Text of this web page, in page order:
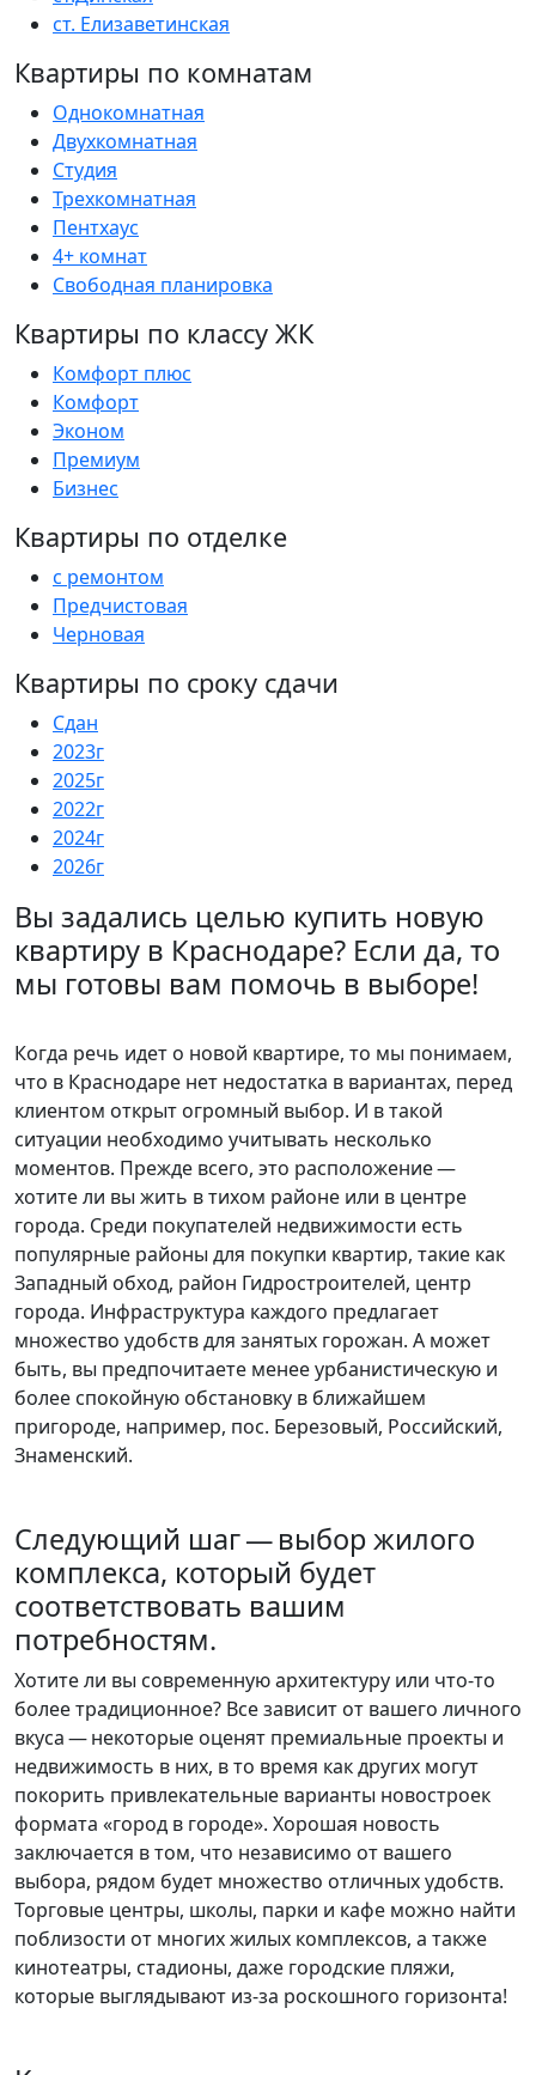
ст. Елизаветинская
Квартиры по комнатам
Однокомнатная
Двухкомнатная
Студия
Трехкомнатная
Пентхаус
4+ комнат
Свободная планировка
Квартиры по классу ЖК
Комфорт плюс
Комфорт
Эконом
Премиум
Бизнес
Квартиры по отделке
c ремонтом
Предчистовая
Черновая
Квартиры по сроку сдачи
Сдан
2023г
2025г
2022г
2024г
2026г
Вы задались целью купить новую
квартиру в Краснодаре? Если да, то
мы готовы вам помочь в выборе!
Когда речь идет о новой квартире, то мы понимаем,
что в Краснодаре нет недостатка в вариантах, перед
клиентом открыт огромный выбор. И в такой
ситуации необходимо учитывать несколько
моментов. Прежде всего, это расположение —
хотите ли вы жить в тихом районе или в центре
города. Среди покупателей недвижимости есть
популярные районы для покупки квартир, такие как
Западный обход, район Гидростроителей, центр
города. Инфраструктура каждого предлагает
множество удобств для занятых горожан. А может
быть, вы предпочитаете менее урбанистическую и
более спокойную обстановку в ближайшем
пригороде, например, пос. Березовый, Российский,
Знаменский.
Следующий шаг — выбор жилого
комплекса, который будет
соответствовать вашим
потребностям.
Хотите ли вы современную архитектуру или что-то
более традиционное? Все зависит от вашего личного
вкуса — некоторые оценят премиальные проекты и
недвижимость в них, в то время как других могут
покорить привлекательные варианты новостроек
формата «город в городе». Хорошая новость
заключается в том, что независимо от вашего
выбора, рядом будет множество отличных удобств.
Торговые центры, школы, парки и кафе можно найти
поблизости от многих жилых комплексов, а также
кинотеатры, стадионы, даже городские пляжи,
которые выглядывают из-за роскошного горизонта!